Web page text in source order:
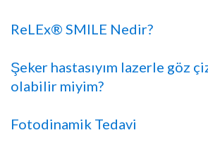
ReLEx® SMILE Nedir?
Şeker hastasıyım lazerle göz
olabilir miyim?
Fotodinamik Tedavi